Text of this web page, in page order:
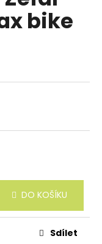
bike
DO KOŠÍKU
Sdílet